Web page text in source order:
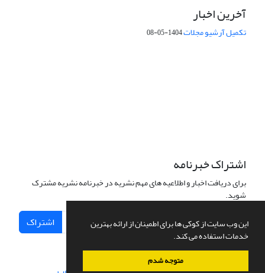
این وب سایت از کوکی ها برای اطمینان از ارائه بهترین
خدمات استفاده می کند.
متوجه شدم
آخرین اخبار
تکمیل آرشیو مجلات1404-05-08
اشتراک خبرنامه
برای دریافت اخبار و اطلاعیه های مهم نشریه در خبرنامه نشریه مشترک
شوید.
اشتراک